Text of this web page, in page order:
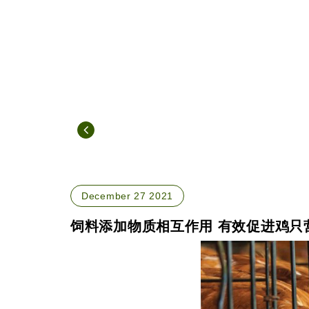
December 27 2021
饲料添加物质相互作用 有效促进鸡只